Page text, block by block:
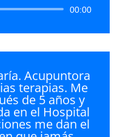
Reproductor
audio
00:00
Acupuntora
terapias. Me
de 5 años y
en el Hospital
me dan el